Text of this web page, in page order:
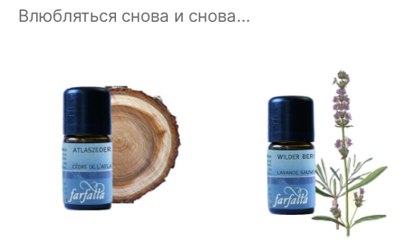
Влюбляться снова и снова…